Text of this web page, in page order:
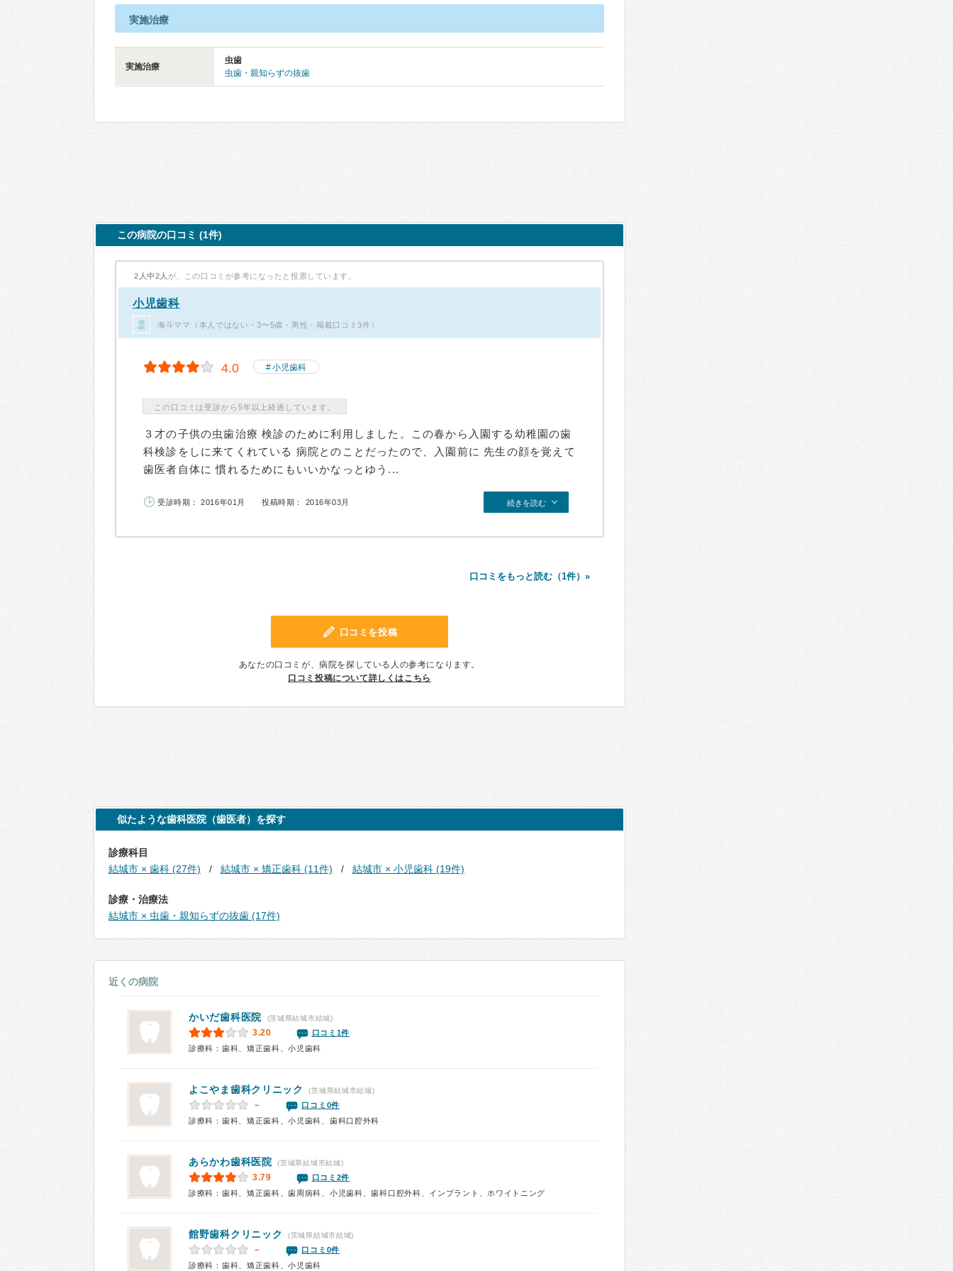
実施治療
実施治療
虫歯
虫歯・親知らずの抜歯
この病院の口コミ (1件)
2人中2人 が、この口コミが参考になったと投票しています。
小児歯科
海斗ママ（本人ではない・3〜5歳・男性・掲載口コミ3件）
4.0 小児歯科
この口コミは受診から5年以上経過しています。
３才の子供の虫歯治療 検診のために利用しました。この春から入園する幼稚園の歯
科検診をしに来てくれている 病院とのことだったので、入園前に 先生の顔を覚えて
歯医者自体に 慣れるためにもいいかなっとゆう...
受診時期： 2016年01月 投稿時期： 2016年03月 続きを読む
口コミをもっと読む（1件）»
口コミを投稿
あなたの口コミが、病院を探している人の参考になります。
口コミ投稿について詳しくはこちら
似たような歯科医院（歯医者）を探す
診療科目
結城市 × 歯科 (27件)
結城市 × 矯正歯科 (11件) 結城市 × 小児歯科 (19件)
診療・治療法
結城市 × 虫歯・親知らずの抜歯 (17件)
近くの病院
かいだ歯科医院 (茨城県結城市結城)
3.20
口コミ1件
診療科：歯科、矯正歯科、小児歯科
よこやま歯科クリニック (茨城県結城市結城)
－
口コミ0件
診療科：歯科、矯正歯科、小児歯科、歯科口腔外科
あらかわ歯科医院 (茨城県結城市結城)
3.79
口コミ2件
診療科：歯科、矯正歯科、歯周病科、小児歯科、歯科口腔外科、インプラント、ホワイトニング
館野歯科クリニック (茨城県結城市結城)
－
口コミ0件
診療科：歯科、矯正歯科、小児歯科